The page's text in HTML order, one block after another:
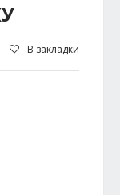
В закладки